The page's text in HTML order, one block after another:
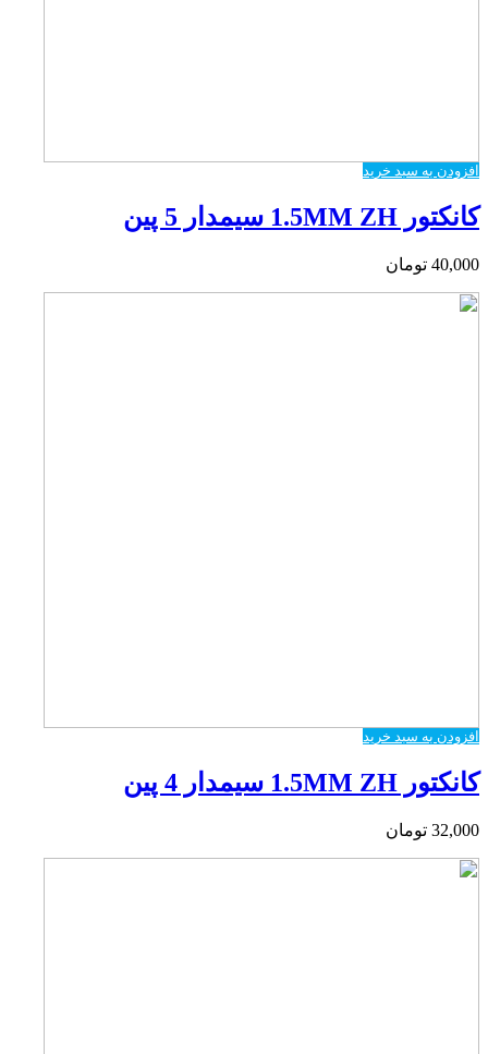
افزودن به سبد خرید
کانکتور 1.5MM ZH سیمدار 5 پین
40,000 تومان
افزودن به سبد خرید
کانکتور 1.5MM ZH سیمدار 4 پین
32,000 تومان